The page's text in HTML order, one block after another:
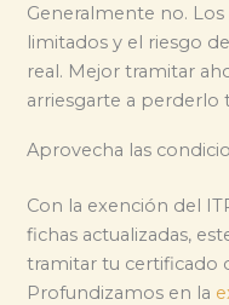
Generalmente no.
limitados y el riesgo
real. Mejor tramitar
arriesgarte a perderlo
Aprovecha las
Con la exención del
fichas actualizadas,
tramitar tu certificado
Profundizamos en la